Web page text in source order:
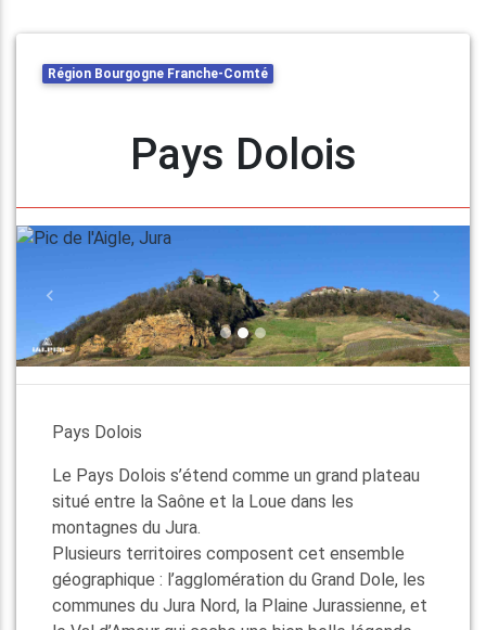
Région Bourgogne Franche-Comté
Pays Dolois
Previous
Pays Dolois
Le Pays Dolois s’étend comme un grand plateau
situé entre la Saône et la Loue dans les
Plusieurs territoires composent cet ensemble
géographique : l’agglomération du Grand Dole, les
communes du Jura Nord, la Plaine Jurassienne, et
le Val d’Amour qui cache une bien belle légende
amoureuse.
Entre eaux et forêts